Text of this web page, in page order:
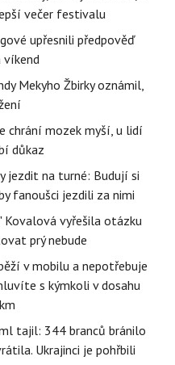
večer festivalu
upřesnili předpověď
víkend
Mekyho Žbirky oznámil,
chrání mozek myší, u lidí
důkaz
jezdit na turné: Budují si
fanoušci jezdili za nimi
Kovalová vyřešila otázku
prý nebude
v mobilu a nepotřebuje
s kýmkoli v dosahu
tajil: 344 branců bránilo
Ukrajinci je pohřbili